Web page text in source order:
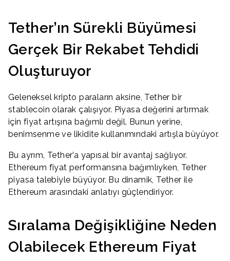
Tether’ın Sürekli Büyümesi
Gerçek Bir Rekabet Tehdidi
Oluşturuyor
Geleneksel kripto paraların aksine, Tether bir
stablecoin olarak çalışıyor. Piyasa değerini artırmak
için fiyat artışına bağımlı değil. Bunun yerine,
benimsenme ve likidite kullanımındaki artışla büyüyor.
Bu ayrım, Tether’a yapısal bir avantaj sağlıyor.
Ethereum fiyat performansına bağımlıyken, Tether
piyasa talebiyle büyüyor. Bu dinamik, Tether ile
Ethereum arasındaki anlatıyı güçlendiriyor.
Sıralama Değişikliğine Neden
Olabilecek Ethereum Fiyat